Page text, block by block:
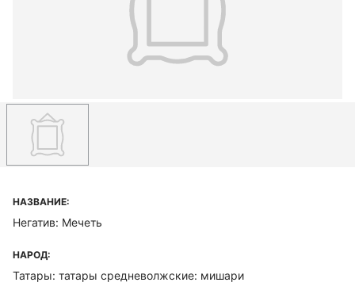
НАЗВАНИЕ:
Негатив: Мечеть
НАРОД:
Татары: татары средневолжские: мишари